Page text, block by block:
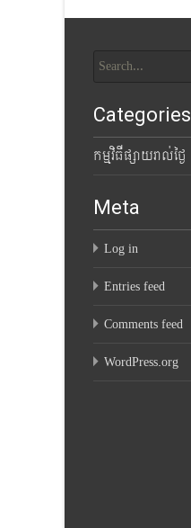
for:
Categories
កម្មវិធីផ្សាយរាល់ថ្ងៃ
Meta
Log in
Entries feed
Comments feed
WordPress.org